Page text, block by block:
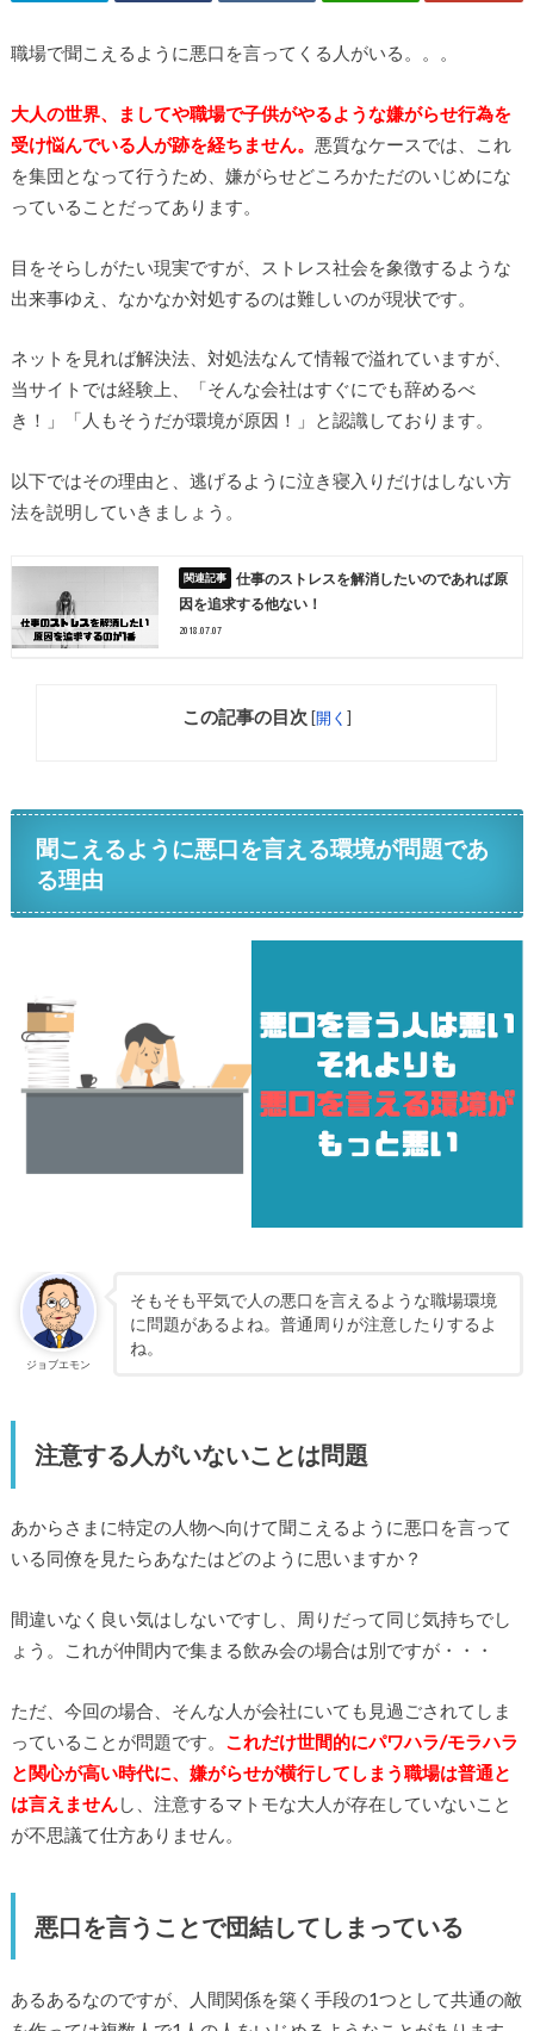
職場で聞こえるように悪口を言ってくる人がいる。。。
大人の世界、ましてや職場で子供がやるような嫌がらせ行為を
受け悩んでいる人が跡を経ちません。 悪質なケースでは、これ
を集団となって行うため、嫌がらせどころかただのいじめにな
っていることだってあります。
目をそらしがたい現実ですが、ストレス社会を象徴するような
出来事ゆえ、なかなか対処するのは難しいのが現状です。
ネットを見れば解決法、対処法なんて情報で溢れていますが、
当サイトでは経験上、「そんな会社はすぐにでも辞めるべ
き！」「人もそうだが環境が原因！」と認識しております。
以下ではその理由と、逃げるように泣き寝入りだけはしない方
法を説明していきましょう。
仕事のストレスを解消したいのであれば原
因を追求する他ない！
2018.07.07
この記事の目次 [開く ]
聞こえるように悪口を言える環境が問題であ
る理由
ジョブエモン
そもそも平気で人の悪口を言えるような職場環境
に問題があるよね。普通周りが注意したりするよ
ね。
注意する人がいないことは問題
あからさまに特定の人物へ向けて聞こえるように悪口を言って
いる同僚を見たらあなたはどのように思いますか？
間違いなく良い気はしないですし、周りだって同じ気持ちでし
ょう。これが仲間内で集まる飲み会の場合は別ですが・・・
ただ、今回の場合、そんな人が会社にいても見過ごされてしま
っていることが問題です。 これだけ世間的にパワハラ/モラハラ
と関心が高い時代に、嫌がらせが横行してしまう職場は普通と
は言えませんし、注意するマトモな大人が存在していないこと
が不思議て仕方ありません。
悪口を言うことで団結してしまっている
あるあるなのですが、人間関係を築く手段の1つとして共通の敵